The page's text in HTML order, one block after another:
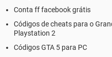
Conta ff facebook grátis
Códigos de cheats para o
Playstation 2
Códigos GTA 5 para PC